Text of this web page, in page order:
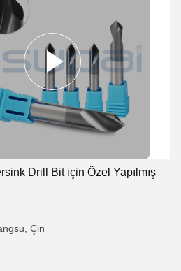
Drill Bit için Özel Yapılmış
Çin